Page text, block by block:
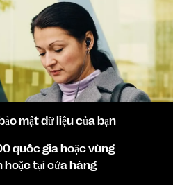
mật dữ liệu của bạn
quốc gia hoặc vùng
tại cửa hàng